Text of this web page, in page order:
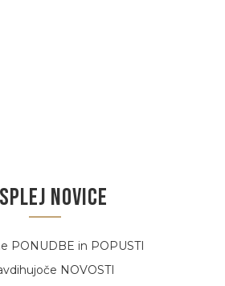
NOVICE
PONUDBE in POPUSTI
NOVOSTI